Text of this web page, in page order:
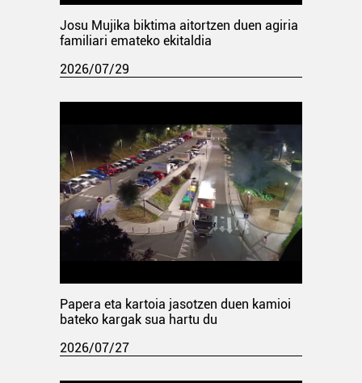
Josu Mujika biktima aitortzen duen agiria
familiari emateko ekitaldia
2026/07/29
Papera eta kartoia jasotzen duen kamioi
bateko kargak sua hartu du
2026/07/27